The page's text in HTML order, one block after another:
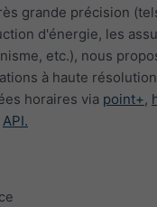
grande précision
d'énergie, les
etc.), nous
à haute
horaires via point+,
API.